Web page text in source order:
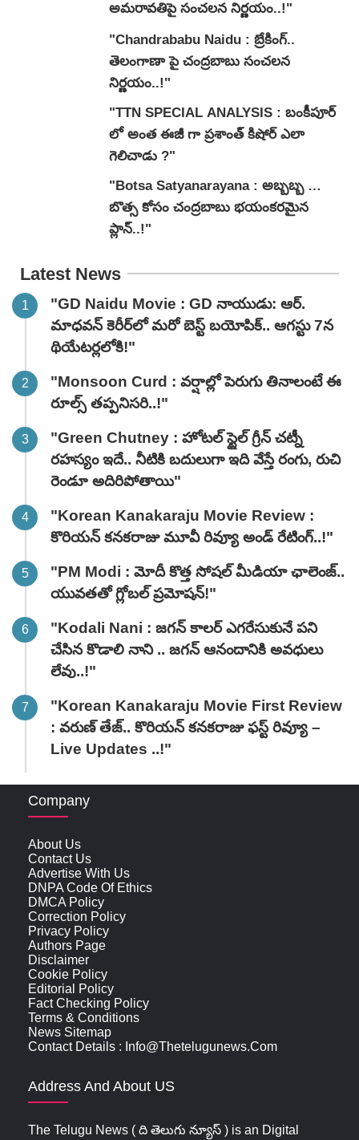
అమరావతిపై సంచలన నిర్ణయం..!"
"Chandrababu Naidu : బ్రేకింగ్..
తెలంగాణా పై చంద్రబాబు సంచలన
నిర్ణయం..!"
"TTN SPECIAL ANALYSIS : బంకీపూర్
లో అంత ఈజీ గా ప్రశాంత్ కిషోర్ ఎలా
గెలిచాడు ?"
"Botsa Satyanarayana : అబ్బబ్బ …
బొత్స కోసం చంద్రబాబు భయంకరమైన
ప్లాన్..!"
Latest News
"GD Naidu Movie : GD నాయుడు: ఆర్.
మాధవన్‌ కెరీర్‌లో మరో బెస్ట్ బయోపిక్.. ఆగస్టు 7న
థియేటర్లలోకి!"
"Monsoon Curd : వర్షాల్లో పెరుగు తినాలంటే ఈ
రూల్స్ తప్పనిసరి..!"
"Green Chutney : హోటల్ స్టైల్ గ్రీన్ చట్నీ
రహస్యం ఇదే.. నీటికి బదులుగా ఇది వేస్తే రంగు, రుచి
రెండూ అదిరిపోతాయి"
"Korean Kanakaraju Movie Review :
కొరియన్ కనకరాజు మూవీ రివ్యూ అండ్ రేటింగ్‌..!"
"PM Modi : మోదీ కొత్త సోషల్ మీడియా ఛాలెంజ్..
యువతతో గ్లోబల్ ప్రమోషన్!"
"Kodali Nani : జగన్ కాలర్ ఎగరేసుకునే పని
చేసిన కొడాలి నాని .. జగన్ ఆనందానికి అవధులు
లేవు..!"
"Korean Kanakaraju Movie First Review
: వరుణ్ తేజ్.. కొరియన్ కనకరాజు ఫస్ట్ రివ్యూ –
Live Updates ..!"
Company
About Us
Contact Us
Advertise With Us
DNPA Code Of Ethics
DMCA Policy
Correction Policy
Privacy Policy
Authors Page
Disclaimer
Cookie Policy
Editorial Policy
Fact Checking Policy
Terms & Conditions
News Sitemap
Contact Details : Info@thetelugunews.com
Address And About US
The Telugu News ( ది తెలుగు న్యూస్‌ ) is an Digital